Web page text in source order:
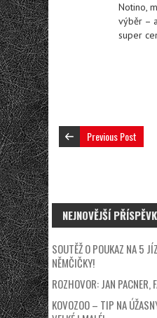
Notino,
výběr –
super
Previous Post
NEJNOVĚJŠÍ
SOUTĚŽ O POUKAZ NA 5
NĚMČIČKY!
ROZHOVOR: JAN PACNER,
KOVOZOO – TIP NA